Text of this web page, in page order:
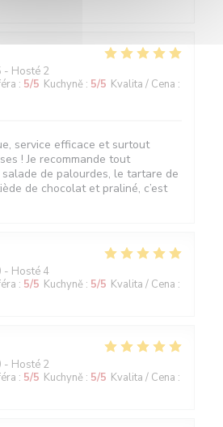
- Hosté 2
: 5/5 Kuchyně : 5/5 Kvalita / Cena :
service efficace et surtout
! Je recommande tout
de palourdes, le tartare de
de chocolat et praliné, c’est
- Hosté 4
: 5/5 Kuchyně : 5/5 Kvalita / Cena :
- Hosté 2
: 5/5 Kuchyně : 5/5 Kvalita / Cena :